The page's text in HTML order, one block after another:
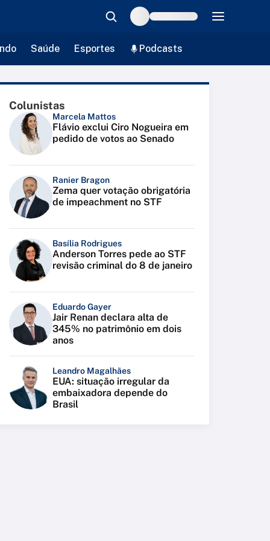
Saúde Esportes Podcasts
Colunistas
Marcela Mattos
Flávio exclui Ciro Nogueira em
pedido de votos ao Senado
Ranier Bragon
Zema quer votação obrigatória
de impeachment no STF
Basília Rodrigues
Anderson Torres pede ao STF
revisão criminal do 8 de janeiro
Eduardo Gayer
Jair Renan declara alta de
345% no patrimônio em dois
anos
Leandro Magalhães
EUA: situação irregular da
embaixadora depende do
Brasil